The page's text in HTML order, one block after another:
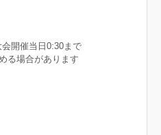
開催当日0:30まで
る場合があります